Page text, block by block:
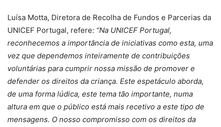
Luísa Motta, Diretora de Recolha de Fundos e Parcerias da
UNICEF Portugal, refere: “Na UNICEF Portugal,
reconhecemos a importância de iniciativas como esta, uma
vez que dependemos inteiramente de contribuições
voluntárias para cumprir nossa missão de promover e
defender os direitos da criança. Este espetáculo aborda,
de uma forma lúdica, este tema tão importante, numa
altura em que o público está mais recetivo a este tipo de
mensagens. O nosso compromisso com os direitos da